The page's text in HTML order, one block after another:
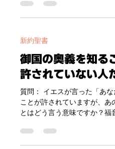
の一部を施しても、宣教のた
性が非常に大きな力を持っ
パリサイ派などからの教えに
た教えを信じていました。イ
上主義の価値観を責められま
｢もし妻に対する夫の立場が
ましです」と答えたほどです
婚は神の定めであり、人が
ない。 ２）結婚しているか
いけない。 ３）結婚しても
解すると、マタイ 19:11-13.
新約聖書
御国の奥義を知る
許されていない人
質問： イエスが言った「あ
ことが許されていますが、あ
とはどう言う意味ですか？
ついては、イエス本人が、
ます。 ｢わたしが彼らにたと